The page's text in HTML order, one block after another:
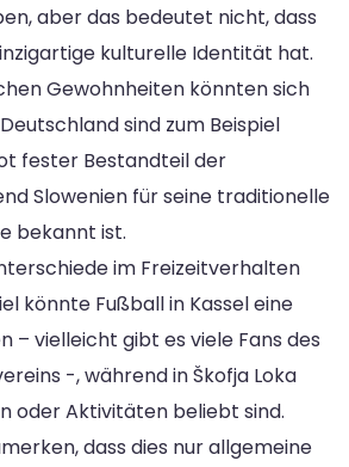
aber das bedeutet nicht, dass
kulturelle Identität hat.
Gewohnheiten könnten sich
sind zum Beispiel
fester Bestandteil der
Slowenien für seine traditionelle
bekannt ist.
im Freizeitverhalten
könnte Fußball in Kassel eine
– vielleicht gibt es viele Fans des
-, während in Škofja Loka
oder Aktivitäten beliebt sind.
dass dies nur allgemeine